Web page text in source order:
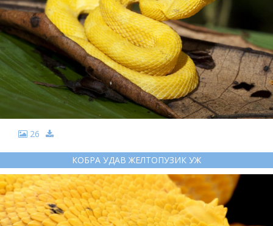
26
КОБРА УДАВ ЖЕЛТОПУЗИК УЖ